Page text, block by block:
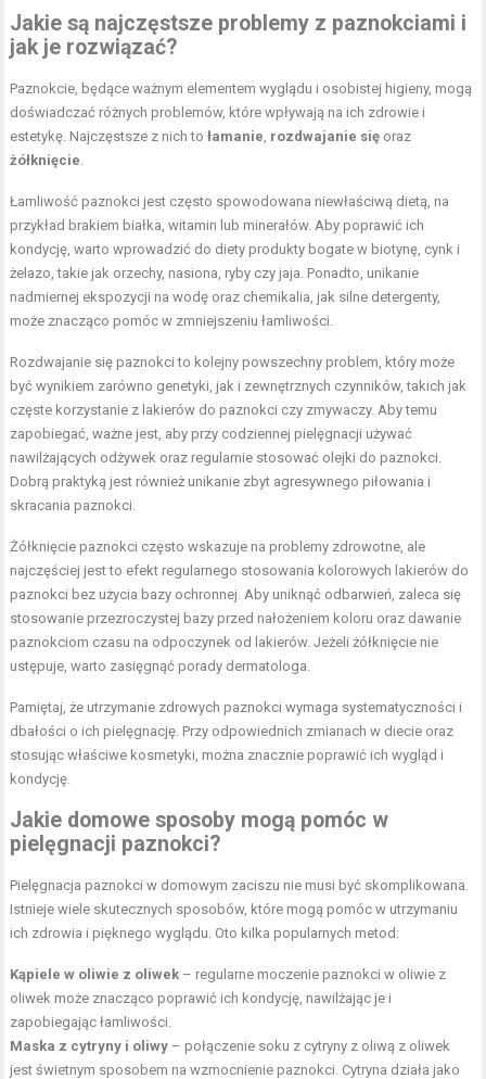
Jakie są najczęstsze problemy z paznokciami i
jak je rozwiązać?
Paznokcie, będące ważnym elementem wyglądu i osobistej higieny, mogą
doświadczać różnych problemów, które wpływają na ich zdrowie i
estetykę. Najczęstsze z nich tołamanie, rozdwajanie się oraz
żółknięcie.
Łamliwość paznokci jest często spowodowana niewłaściwą dietą, na
przykład brakiem białka, witamin lub minerałów. Aby poprawić ich
kondycję, warto wprowadzić do diety produkty bogate w biotynę, cynk i
żelazo, takie jak orzechy, nasiona, ryby czy jaja. Ponadto, unikanie
nadmiernej ekspozycji na wodę oraz chemikalia, jak silne detergenty,
może znacząco pomóc w zmniejszeniu łamliwości.
Rozdwajanie się paznokci to kolejny powszechny problem, który może
być wynikiem zarówno genetyki, jak i zewnętrznych czynników, takich jak
częste korzystanie z lakierów do paznokci czy zmywaczy. Aby temu
zapobiegać, ważne jest, aby przy codziennej pielęgnacji używać
nawilżających odżywek oraz regularnie stosować olejki do paznokci.
Dobrą praktyką jest również unikanie zbyt agresywnego piłowania i
skracania paznokci.
Żółknięcie paznokci często wskazuje na problemy zdrowotne, ale
najczęściej jest to efekt regularnego stosowania kolorowych lakierów do
paznokci bez użycia bazy ochronnej. Aby uniknąć odbarwień, zaleca się
stosowanie przezroczystej bazy przed nałożeniem koloru oraz dawanie
paznokciom czasu na odpoczynek od lakierów. Jeżeli żółknięcie nie
ustępuje, warto zasięgnąć porady dermatologa.
Pamiętaj, że utrzymanie zdrowych paznokci wymaga systematyczności i
dbałości o ich pielęgnację. Przy odpowiednich zmianach w diecie oraz
stosując właściwe kosmetyki, można znacznie poprawić ich wygląd i
kondycję.
Jakie domowe sposoby mogą pomóc w
pielęgnacji paznokci?
Pielęgnacja paznokci w domowym zaciszu nie musi być skomplikowana.
Istnieje wiele skutecznych sposobów, które mogą pomóc w utrzymaniu
ich zdrowia i pięknego wyglądu. Oto kilka popularnych metod:
Kąpiele w oliwie z oliwek – regularne moczenie paznokci w oliwie z
oliwek może znacząco poprawić ich kondycję, nawilżając je i
zapobiegając łamliwości.
Maska z cytryny i oliwy – połączenie soku z cytryny z oliwą z oliwek
jest świetnym sposobem na wzmocnienie paznokci. Cytryna działa jako